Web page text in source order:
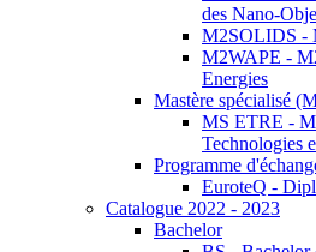
des Nano-
M2SOLIDS -
M2WAPE -
Energies
Mastère spécialisé
MS ETRE -
Technologies
Programme
EuroteQ -
Catalogue 2022 - 2023
Bachelor